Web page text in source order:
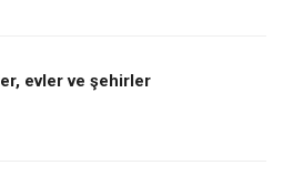
evler ve şehirler